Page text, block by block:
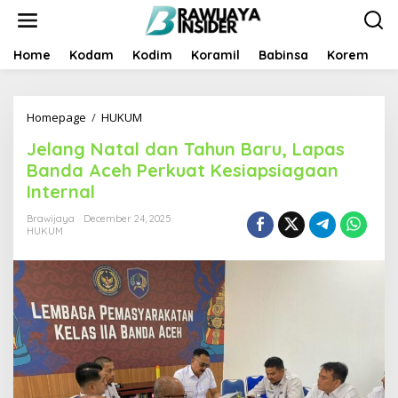
t
Home Kodam Kodim Koramil Babinsa Korem
Homepage / HUKUM
a
N
a
l
d
a
n
T
h
u
Jelang Natal dan Tahun Baru, Lapas
Banda Aceh Perkuat Kesiapsiagaan
Internal
Brawijaya
December 24, 2025
HUKUM